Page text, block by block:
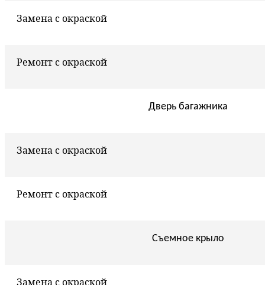
Замена с окраской
Ремонт с окраской
Дверь багажника
Замена с окраской
Ремонт с окраской
Съемное крыло
Замена с окраской